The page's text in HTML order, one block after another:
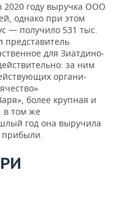
году выручка ООО
однако при этом
— получило 531 тыс.
представ­итель
для Зиатдино­
за ним
органи­
более крупная и
в том же
год она выручила
приб­ыли.